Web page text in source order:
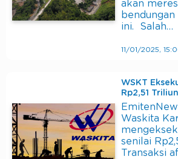
akan
ini. Salah…
11/01/2025,
WSKT
Rp2,51
Waskita
senilai
Transaksi